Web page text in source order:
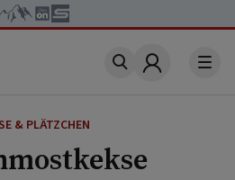
Account
& PLÄTZCHEN